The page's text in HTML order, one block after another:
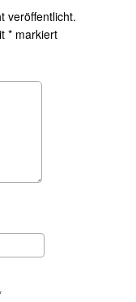
veröffentlicht.
* markiert